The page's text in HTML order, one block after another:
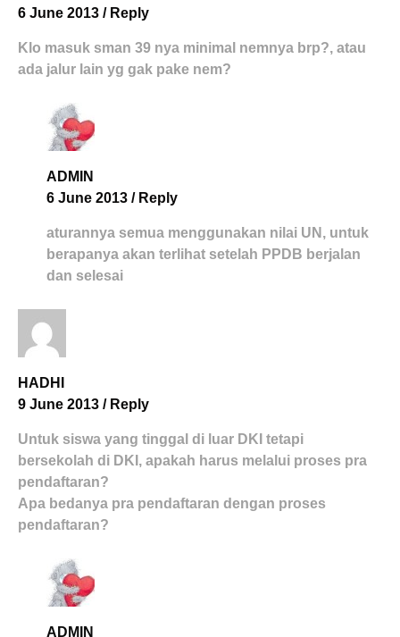
6 June 2013 / Reply
Klo masuk sman 39 nya minimal nemnya brp?, atau
ada jalur lain yg gak pake nem?
ADMIN
6 June 2013 / Reply
aturannya semua menggunakan nilai UN, untuk
berapanya akan terlihat setelah PPDB berjalan
dan selesai
HADHI
9 June 2013 / Reply
Untuk siswa yang tinggal di luar DKI tetapi
bersekolah di DKI, apakah harus melalui proses pra
pendaftaran?
Apa bedanya pra pendaftaran dengan proses
pendaftaran?
ADMIN